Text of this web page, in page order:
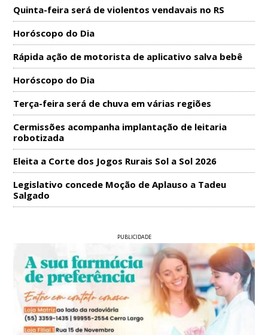
Quinta-feira será de violentos vendavais no RS
Horóscopo do Dia
Rápida ação de motorista de aplicativo salva bebê
Horóscopo do Dia
Terça-feira será de chuva em várias regiões
Cermissões acompanha implantação de leitaria
robotizada
Eleita a Corte dos Jogos Rurais Sol a Sol 2026
Legislativo concede Moção de Aplauso a Tadeu
Salgado
PUBLICIDADE